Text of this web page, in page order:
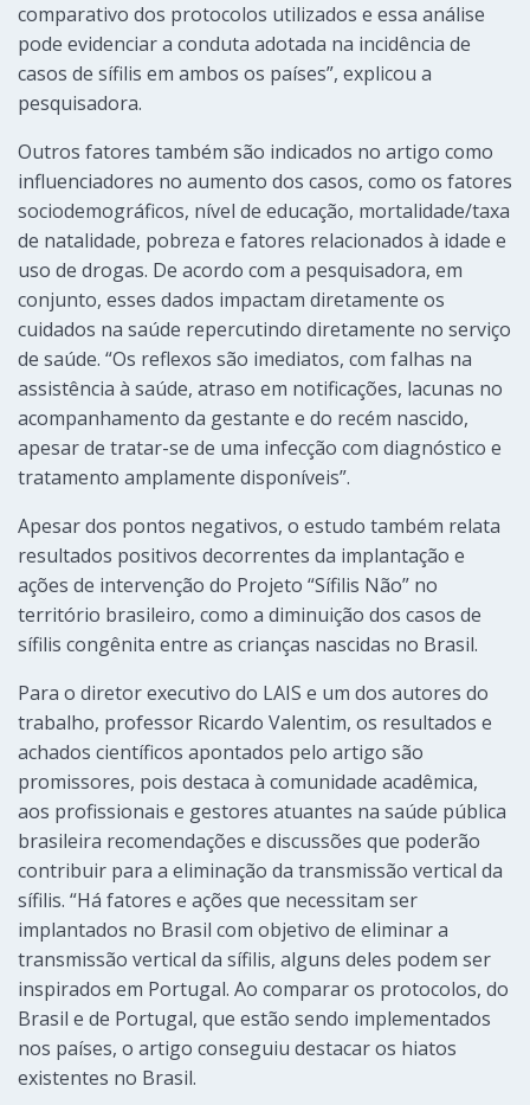
comparativo dos protocolos utilizados e essa análise
pode evidenciar a conduta adotada na incidência de
casos de sífilis em ambos os países”, explicou a
pesquisadora.
Outros fatores também são indicados no artigo como
influenciadores no aumento dos casos, como os fatores
sociodemográficos, nível de educação, mortalidade/taxa
de natalidade, pobreza e fatores relacionados à idade e
uso de drogas. De acordo com a pesquisadora, em
conjunto, esses dados impactam diretamente os
cuidados na saúde repercutindo diretamente no serviço
de saúde. “Os reflexos são imediatos, com falhas na
assistência à saúde, atraso em notificações, lacunas no
acompanhamento da gestante e do recém nascido,
apesar de tratar-se de uma infecção com diagnóstico e
tratamento amplamente disponíveis”.
Apesar dos pontos negativos, o estudo também relata
resultados positivos decorrentes da implantação e
ações de intervenção do Projeto “Sífilis Não” no
território brasileiro, como a diminuição dos casos de
sífilis congênita entre as crianças nascidas no Brasil.
Para o diretor executivo do LAIS e um dos autores do
trabalho, professor Ricardo Valentim, os resultados e
achados científicos apontados pelo artigo são
promissores, pois destaca à comunidade acadêmica,
aos profissionais e gestores atuantes na saúde pública
brasileira recomendações e discussões que poderão
contribuir para a eliminação da transmissão vertical da
sífilis. “Há fatores e ações que necessitam ser
implantados no Brasil com objetivo de eliminar a
transmissão vertical da sífilis, alguns deles podem ser
inspirados em Portugal. Ao comparar os protocolos, do
Brasil e de Portugal, que estão sendo implementados
nos países, o artigo conseguiu destacar os hiatos
existentes no Brasil.